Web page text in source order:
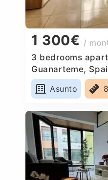
1 300€ /
3 bedrooms
Guanarteme,
Asunto